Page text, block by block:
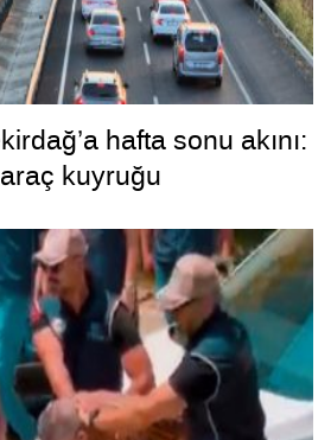
hafta sonu akını:
kuyruğu